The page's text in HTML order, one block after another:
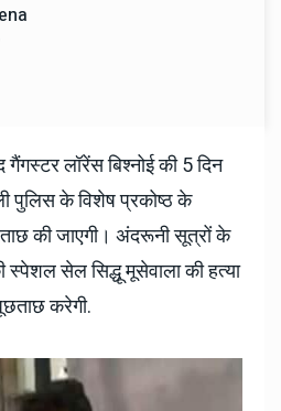
लॉरेंस बिश्नोई की 5 दिन
पुलिस के विशेष प्रकोष्ठ के
की जाएगी। अंदरूनी सूत्रों के
स्पेशल सेल सिद्धू मूसेवाला की हत्या
करेगी.